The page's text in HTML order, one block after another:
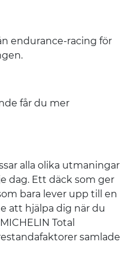
endurance-racing för
får du mer
alla olika utmaningar
dag. Ett däck som ger
bara lever upp till en
att hjälpa dig när du
Total
samlade